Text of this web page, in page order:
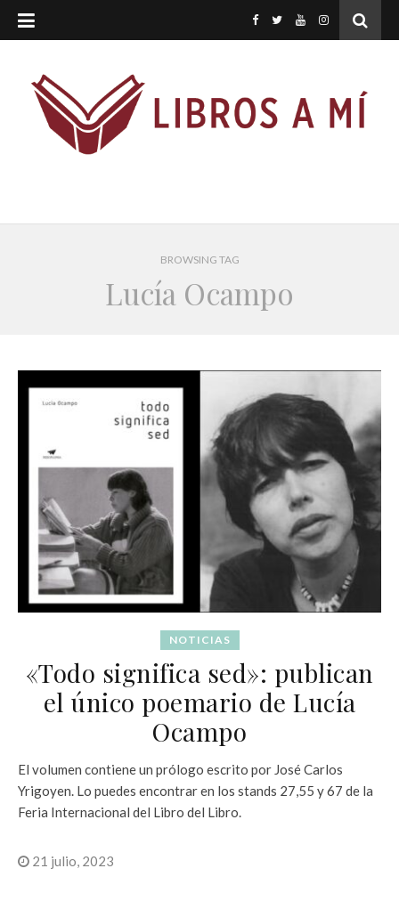
BROWSING TAG
Lucía Ocampo
NOTICIAS
«Todo significa sed»: publican
el único poemario de Lucía
Ocampo
El volumen contiene un prólogo escrito por José Carlos
Yrigoyen. Lo puedes encontrar en los stands 27,55 y 67 de la
Feria Internacional del Libro del Libro.
21 julio, 2023